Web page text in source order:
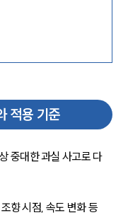
적용 기준
중대한 과실 사고로 다
향 시점, 속도 변화 등